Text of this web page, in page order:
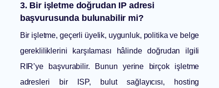
3. Bir işletme doğrudan IP adresi
başvurusunda bulunabilir mi?
Bir işletme, geçerli üyelik, uygunluk, politika ve belge
gerekliliklerini karşılaması hâlinde doğrudan ilgili
RIR’ye başvurabilir. Bunun yerine birçok işletme
adresleri bir ISP, bulut sağlayıcısı, hosting